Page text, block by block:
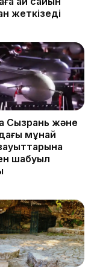
жеткізеді
Сызрань және
мұнай
шабуыл